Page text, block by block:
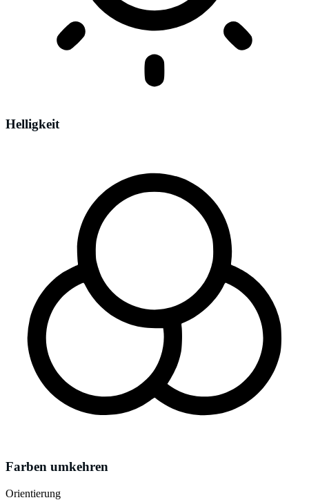
Helligkeit
Farben umkehren
Orientierung